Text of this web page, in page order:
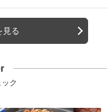
見る
ク